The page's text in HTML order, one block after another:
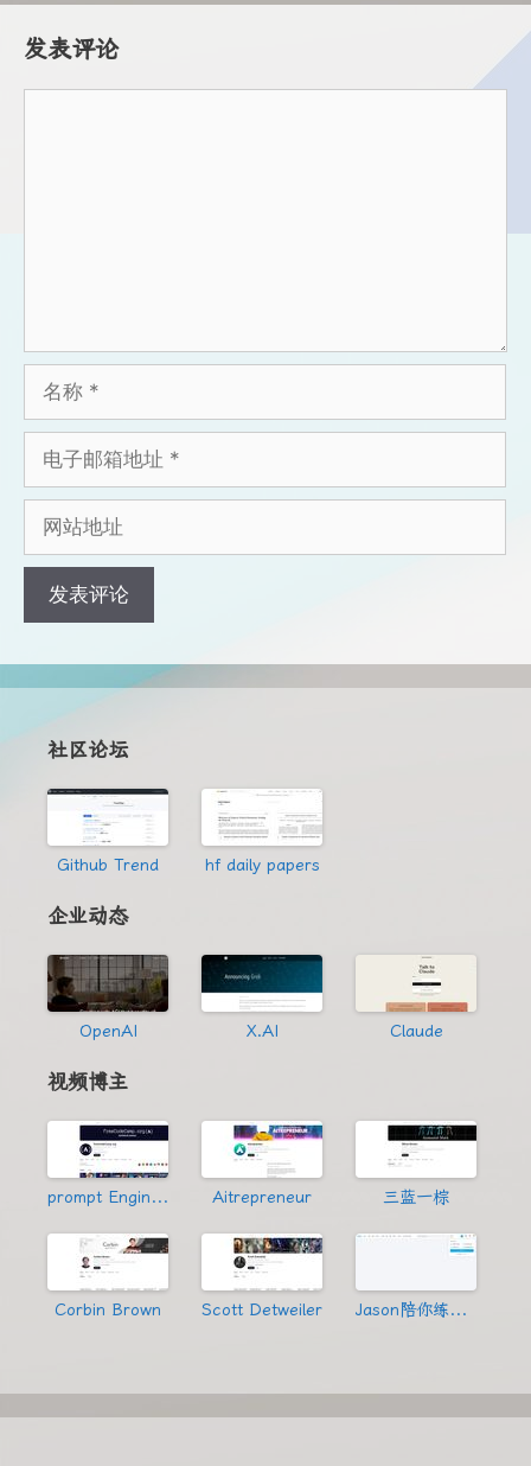
发表评论
邮
地
地
社区论坛
Github Trend hf daily papers
企业动态
OpenAI X.AI Claude
视频博主
prompt Engineering Aitrepreneur 三蓝一棕
Corbin Brown Scott Detweiler Jason陪你练绝技